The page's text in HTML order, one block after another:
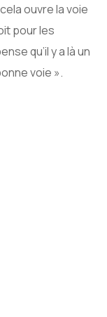
ouvre la voie
pour les
qu’il y a là un
voie ».